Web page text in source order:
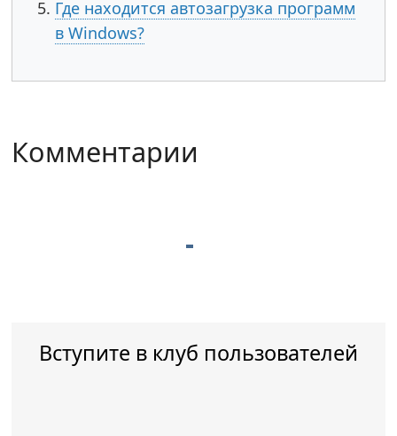
Где находится автозагрузка программ
в Windows?
Комментарии
Вступите в клуб пользователей